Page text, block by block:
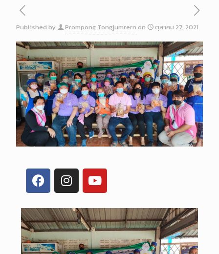
Published by Prompong Tongjumrern on ตุลาคม 27, 2021